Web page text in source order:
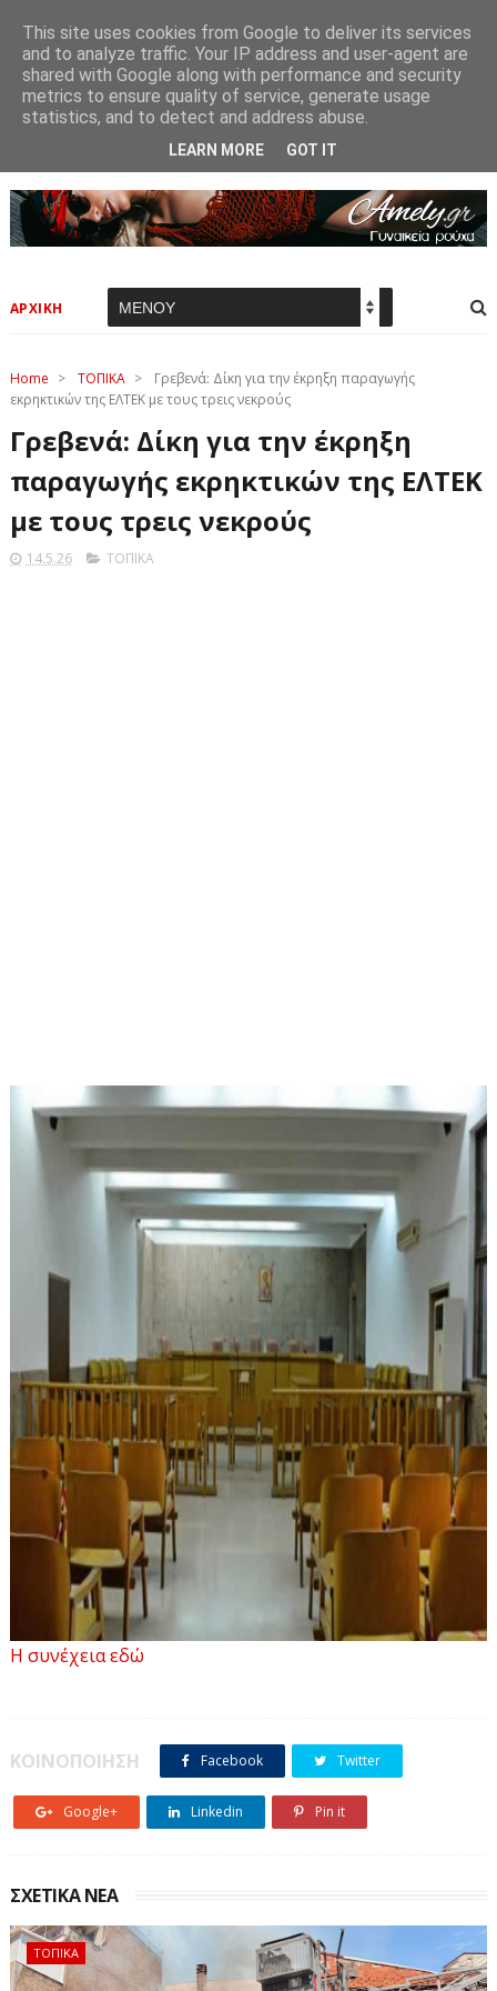
ΑΡΧΙΚΗ
Home > ΤΟΠΙΚΑ >
Γρεβενά: Δίκη για την έκρηξη παραγωγής
εκρηκτικών της ΕΛΤΕΚ με τους τρεις νεκρούς
Γρεβενά: Δίκη για την έκρηξη
παραγωγής εκρηκτικών της ΕΛΤΕΚ
με τους τρεις νεκρούς
14.5.26 ΤΟΠΙΚΑ
Μονομελές Εφετείο Δυτικής Μακεδονίας στην Κοζάνη,
η υπόθεση της έκρηξης στο εργοστάσιο παραγωγής
εκρηκτικών ΕΛΤΕΚ, που βρίσκεται στην Ιτέα Γρεβενών
και η οποία είχε ως αποτέλεσμα τον θάνατο τριών
Η έκρηξη έγινε λίγο πριν τις 9 πρωί της Δευτέρας 21
Μαρτίου 2022, στον χώρο παραγωγής των εκρηκτικών,
προκαλώντας την ολοκληρωτική καταστροφή της
Η συνέχεια εδώ
ΚΟΙΝΟΠΟΙΗΣΗ Facebook Twitter
Google+ Linkedin Pin it
ΣΧΕΤΙΚΑ ΝΕΑ
ΤΟΠΙΚΑ
This site uses cookies from Google to deliver its services
and to analyze traffic. Your IP address and user-agent are
shared with Google along with performance and security
metrics to ensure quality of service, generate usage
statistics, and to detect and address abuse.
LEARN MORE GOT IT